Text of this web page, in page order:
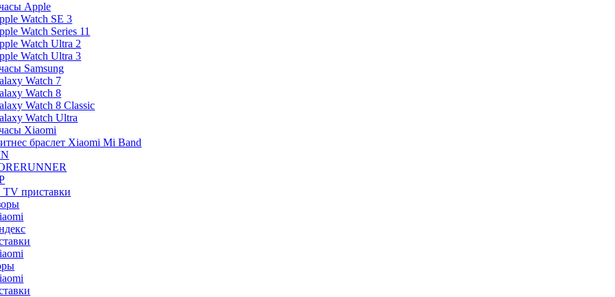
Apple
Watch SE 3
Watch Series 11
Watch Ultra 2
Watch Ultra 3
Samsung
Watch 7
Watch 8
Watch 8 Classic
Watch Ultra
Xiaomi
браслет Xiaomi Mi Band
TV приставки